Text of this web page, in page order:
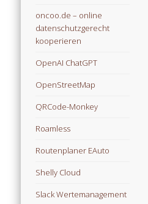
oncoo.de – online
datenschutzgerecht
kooperieren
OpenAI ChatGPT
OpenStreetMap
QRCode-Monkey
Roamless
Routenplaner EAuto
Shelly Cloud
Slack Wertemanagement